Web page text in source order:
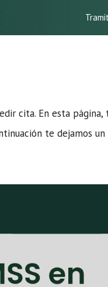
cita. En esta página,
te dejamos un